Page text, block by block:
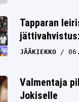
Tapparan
JÄÄKIEKKO
Valmentaja
Jokiselle